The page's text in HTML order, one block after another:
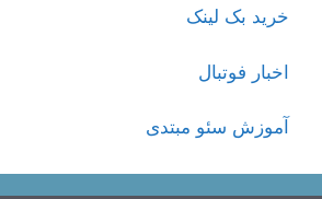
خرید بک لینک
اخبار فوتبال
آموزش سئو مبتدی